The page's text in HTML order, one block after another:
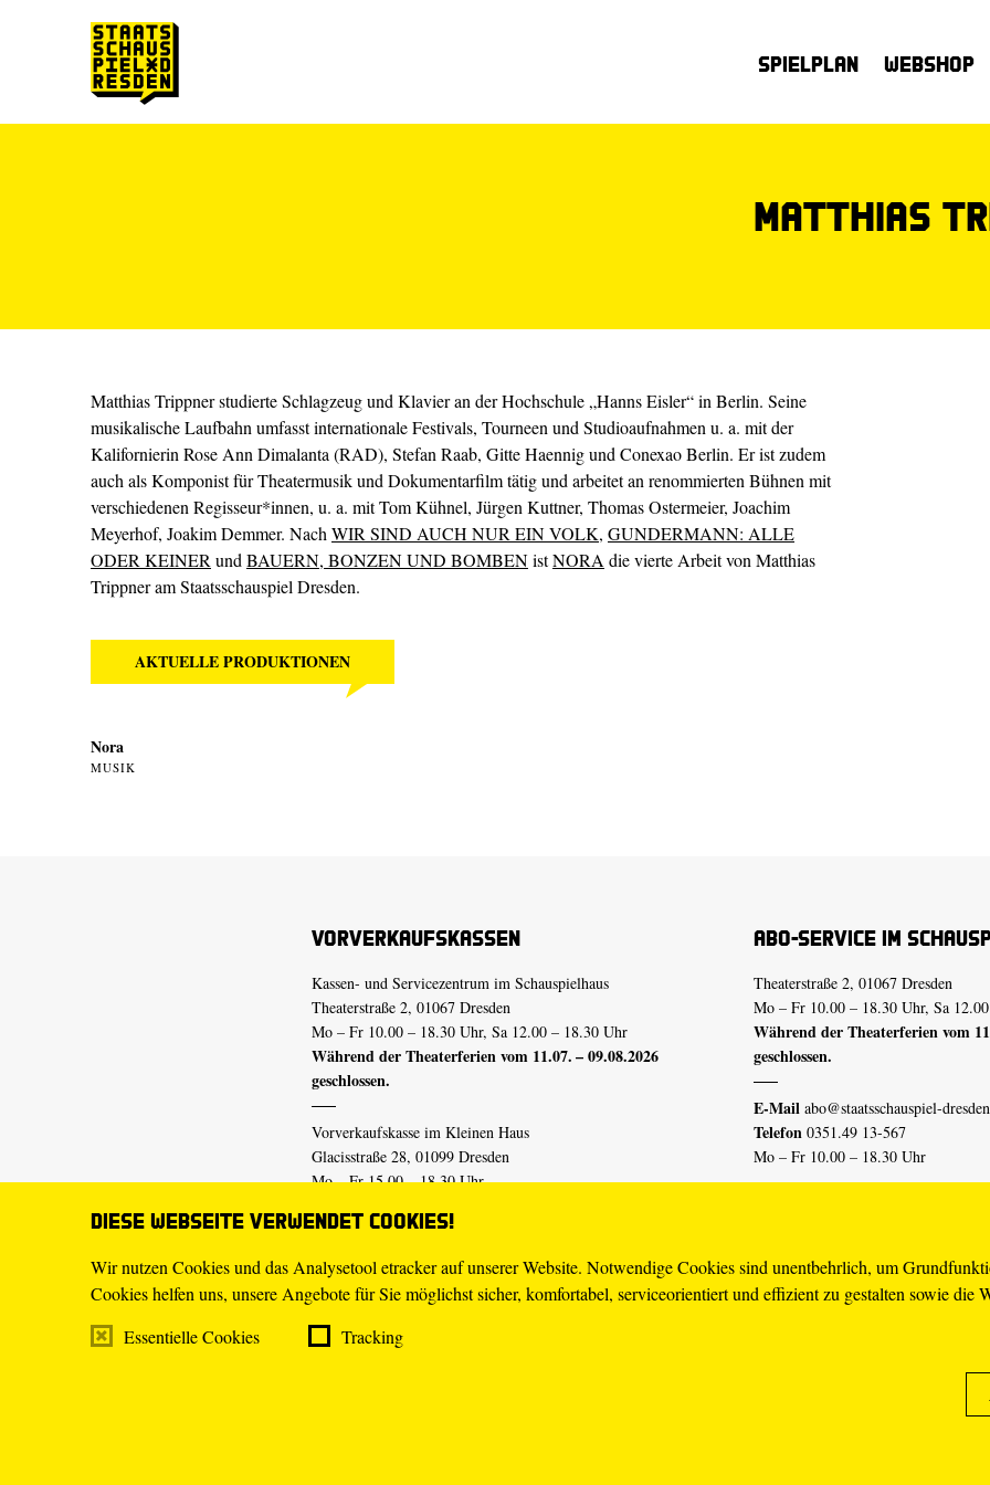
Diese Webseite verwendet Cookies!
Wir nutzen Cookies und das Analysetool etracker auf unserer Website. Notwendige Cookies sind unentbehrlich, um
Cookies helfen uns, unsere Angebote für Sie möglichst sicher, komfortabel, serviceorientiert und effizient zu gestalten sowie die
Essentielle Cookies
Tracking
Spielplan Webshop
Matthias
Matthias Trippner studierte Schlagzeug und Klavier an der Hochschule „Hanns Eisler“ in Berlin. Seine
musikalische Laufbahn umfasst internationale Festivals, Tourneen und Studioaufnahmen u. a. mit der
Kalifornierin Rose Ann Dimalanta (RAD), Stefan Raab, Gitte Haennig und Conexao Berlin. Er ist zudem
auch als Komponist für Theatermusik und Dokumentarfilm tätig und arbeitet an renommierten Bühnen mit
verschiedenen Regisseur*innen, u. a. mit Tom Kühnel, Jürgen Kuttner, Thomas Ostermeier, Joachim
Meyerhof, Joakim Demmer. Nach WIR SIND AUCH NUR EIN VOLK, GUNDERMANN: ALLE
ODER KEINER und BAUERN, BONZEN UND BOMBENistNORA die vierte Arbeit von Matthias
Trippner am Staatsschauspiel Dresden.
AKTUELLE PRODUKTIONEN
Nora
MUSIK
Vorverkaufskassen
Kassen- und Servicezentrum im Schauspielhaus
Theaterstraße 2, 01067 Dresden
Mo – Fr 10.00 – 18.30 Uhr, Sa 12.00 – 18.30 Uhr
Während der Theaterferien vom 11.07. – 09.08.2026
geschlossen.
Vorverkaufskasse im Kleinen Haus
Glacisstraße 28, 01099 Dresden
Mo – Fr 15.00 – 18.30 Uhr
geschlossen.
E-Mail tickets@staatsschauspiel-dresden.de
Telefon 0351.49 13-555
Mo – Fr 10.00 – 18.30 Uhr
Abo-Service im
Theaterstraße 2, 01067 Dresden
Mo – Fr 10.00 – 18.30 Uhr, Sa
Während der Theaterferien vom
geschlossen.
E-Mail abo@staatsschauspiel-
Telefon 0351.49 13-567
Mo – Fr 10.00 – 18.30 Uhr
Erklärung Barrierefreiheit